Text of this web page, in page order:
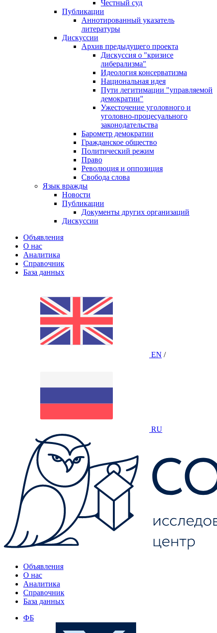
Честный суд
Публикации
Аннотированный указатель
литературы
Дискуссии
Архив предыдущего проекта
Дискуссия о "кризисе
либерализма"
Идеология консерватизма
Национальная идея
Пути легитимации "управляемой
демократии"
Ужесточение уголовного и
уголовно-процесуального
законодательства
Барометр демократии
Гражданское общество
Политический режим
Право
Революция и оппозиция
Свобода слова
Язык вражды
Новости
Публикации
Документы других организаций
Дискуссии
Объявления
О нас
Аналитика
Справочник
База данных
EN /
RU
Объявления
О нас
Аналитика
Справочник
База данных
ФБ